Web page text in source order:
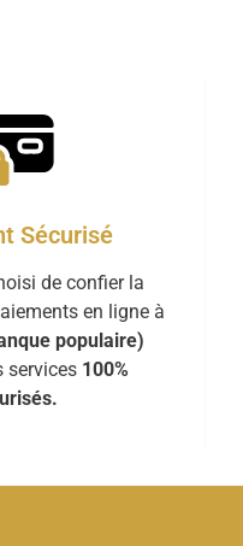
Sécurisé
de confier la
en ligne à
populaire)
services 100%